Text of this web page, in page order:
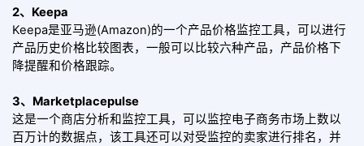
2、Keepa
Keepa是亚马逊(Amazon)的一个产品价格监控工具，可以进行
产品历史价格比较图表，一般可以比较六种产品，产品价格下
降提醒和价格跟踪。
3、Marketplacepulse
这是一个商店分析和监控工具，可以监控电子商务市场上数以
百万计的数据点，该工具还可以对受监控的卖家进行排名，并